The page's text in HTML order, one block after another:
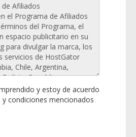
y estoy de acuerdo
condiciones mencionados